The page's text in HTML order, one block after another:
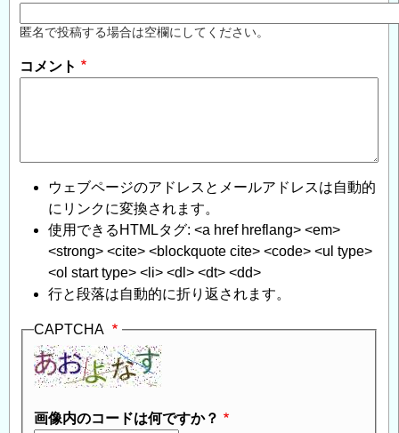
匿名で投稿する場合は空欄にしてください。
コメント
ウェブページのアドレスとメールアドレスは自動的
にリンクに変換されます。
使用できるHTMLタグ: <a href hreflang> <em>
<strong> <cite> <blockquote cite> <code> <ul type>
<ol start type> <li> <dl> <dt> <dd>
行と段落は自動的に折り返されます。
CAPTCHA
画像内のコードは何ですか？